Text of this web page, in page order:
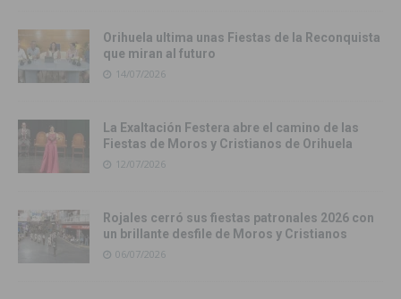
Orihuela ultima unas Fiestas de la Reconquista
que miran al futuro
14/07/2026
La Exaltación Festera abre el camino de las
Fiestas de Moros y Cristianos de Orihuela
12/07/2026
Rojales cerró sus fiestas patronales 2026 con
un brillante desfile de Moros y Cristianos
06/07/2026